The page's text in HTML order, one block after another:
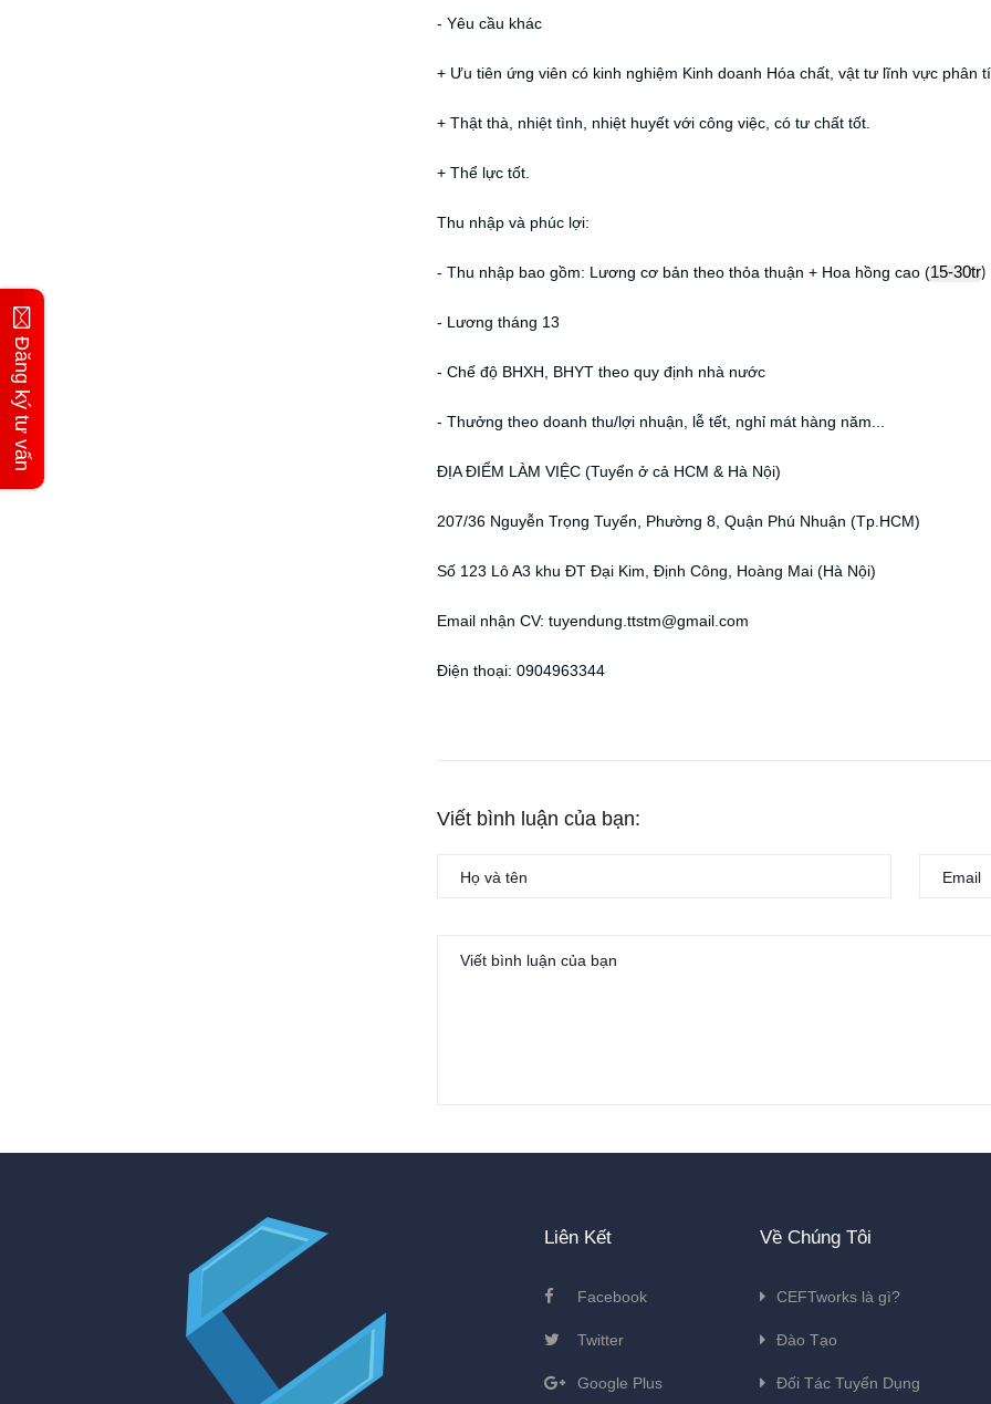
- Yêu cầu khác
+ Ưu tiên ứng viên có kinh nghiệm Kinh doanh Hóa chất, vật tư lĩnh vực phân
+ Thật thà, nhiệt tình, nhiệt huyết với công việc, có tư chất tốt.
+ Thể lực tốt.
Thu nhập và phúc lợi:
- Thu nhập bao gồm: Lương cơ bản theo thỏa thuận + Hoa hồng cao (15-30tr)
- Lương tháng 13
- Chế độ BHXH, BHYT theo quy định nhà nước
- Thưởng theo doanh thu/lợi nhuận, lễ tết, nghỉ mát hàng năm...
ĐỊA ĐIỂM LÀM VIỆC (Tuyển ở cả HCM & Hà Nội)
207/36 Nguyễn Trọng Tuyển, Phường 8, Quận Phú Nhuận (Tp.HCM)
Số 123 Lô A3 khu ĐT Đại Kim, Định Công, Hoàng Mai (Hà Nội)
Email nhận CV: tuyendung.ttstm@gmail.com
Điện thoại: 0904963344
Viết bình luận của bạn:
Liên Kết
Facebook
Twitter
Google Plus
Về Chúng Tôi
CEFTworks là gì?
Đào Tạo
Đối Tác Tuyển Dụng
Đăng ký tư vấn